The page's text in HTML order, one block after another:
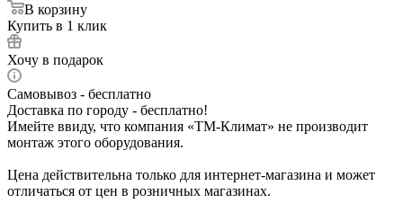
В корзину
Купить в 1 клик
Хочу в подарок
Самовывоз - бесплатно
Доставка по городу - бесплатно!
Имейте ввиду, что компания «ТМ-Климат» не производит
монтаж этого оборудования.
Цена действительна только для интернет-магазина и может
отличаться от цен в розничных магазинах.